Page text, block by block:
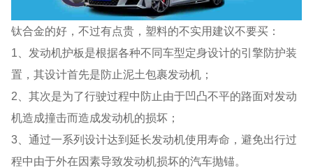
钛合金的好，不过有点贵，塑料的不实用建议不要买：
1、发动机护板是根据各种不同车型定身设计的引擎防护装
置，其设计首先是防止泥土包裹发动机；
2、其次是为了行驶过程中防止由于凹凸不平的路面对发动
机造成撞击而造成发动机的损坏；
3、通过一系列设计达到延长发动机使用寿命，避免出行过
程中由于外在因素导致发动机损坏的汽车抛锚。